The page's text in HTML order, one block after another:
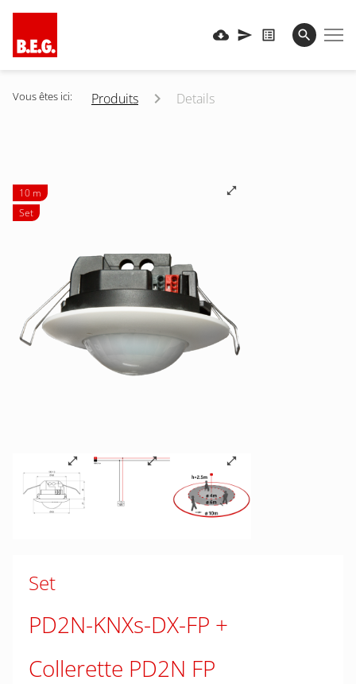
Vous êtes ici: Produits Details
10 m
Set
Set
PD2N-KNXs-DX-FP
Collerette PD2N FP